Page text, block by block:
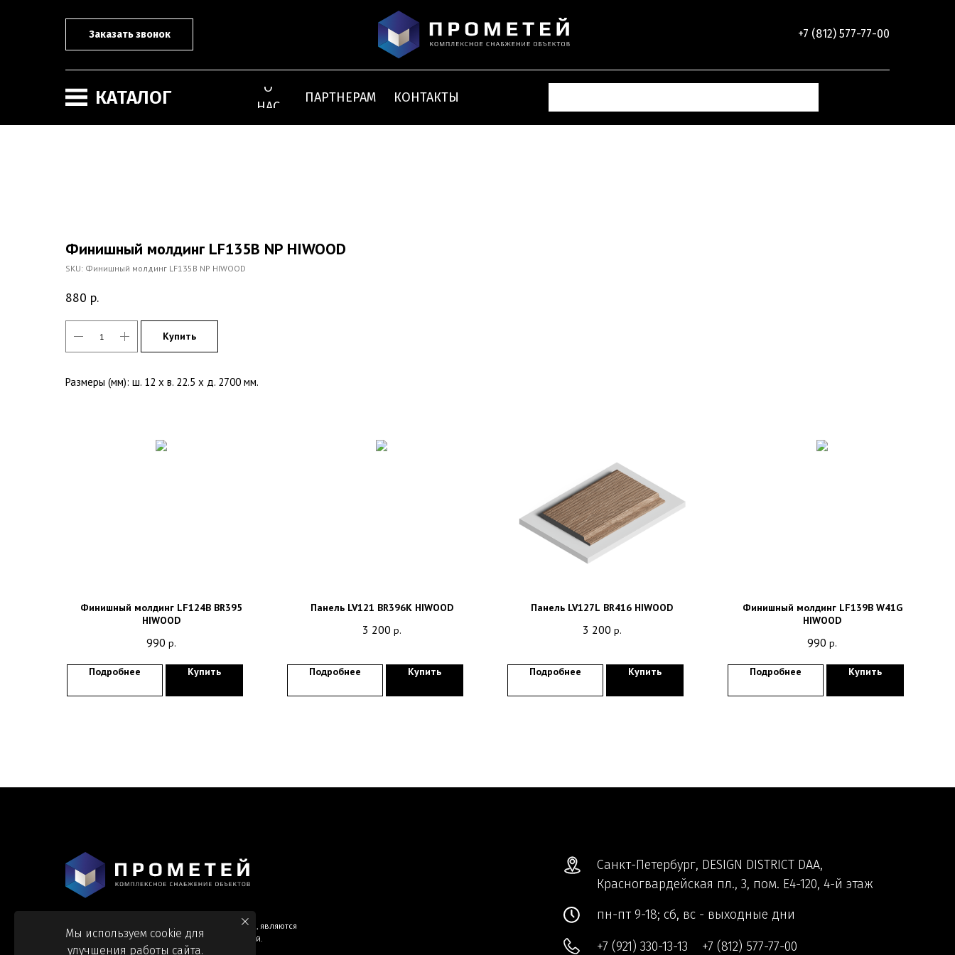
Заказать звонок +7 (812) 577-77-00
КАТАЛОГ
О
НАС
ПАРТНЕРАМ КОНТАКТЫ
Финишный молдинг LF135B NP HIWOOD
SKU: Финишный молдинг LF135B NP HIWOOD
880 р.
Купить
Размеры (мм): ш. 12 х в. 22.5 х д. 2700 мм.
Финишный молдинг LF124B BR395
HIWOOD
990 р.
Подробнее Купить
Панель LV121 BR396K HIWOOD
3 200 р.
Подробнее Купить
Панель LV127L BR416 HIWOOD
3 200 р.
Подробнее Купить
Финишный молдинг LF139B W41G
HIWOOD
990 р.
Подробнее Купить
Информация и цены, представленные на сайте, являются
справочными и не являются публичной офертой.
Санкт-Петербург, DESIGN DISTRICT DAA,
Красногвардейская пл., 3, пом. Е4-120, 4-й этаж
пн-пт 9-18; сб, вс - выходные дни
+7 (921) 330-13-13 +7 (812) 577-77-00
Мы используем cookie для
улучшения работы сайта.